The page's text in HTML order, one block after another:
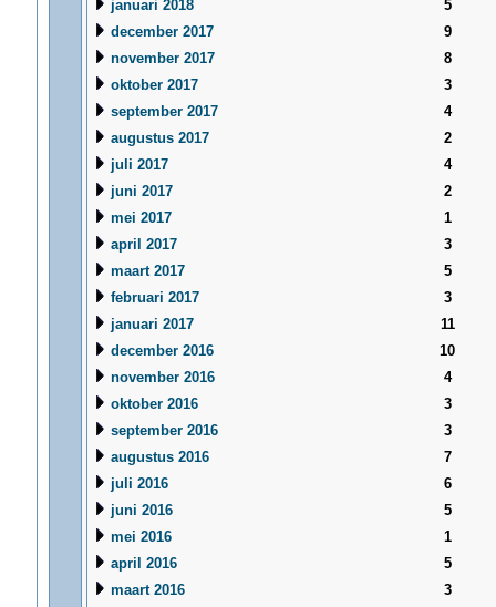
januari 2018
5
december 2017
9
november 2017
8
oktober 2017
3
september 2017
4
augustus 2017
2
juli 2017
4
juni 2017
2
mei 2017
1
april 2017
3
maart 2017
5
februari 2017
3
januari 2017
11
december 2016
10
november 2016
4
oktober 2016
3
september 2016
3
augustus 2016
7
juli 2016
6
juni 2016
5
mei 2016
1
april 2016
5
maart 2016
3